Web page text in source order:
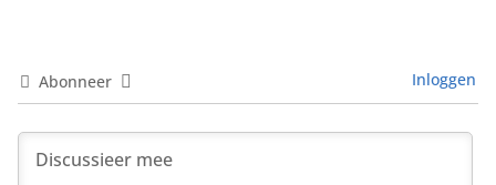
Abonneer Inloggen